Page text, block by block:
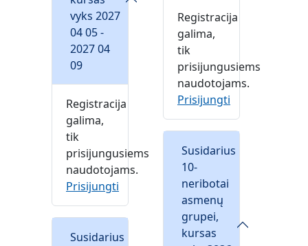
vyks 2027
04 05 -
2027 04
09
Registracija
galima,
tik
prisijungusiems
naudotojams.
Prisijungti
Susidarius
Registracija
galima,
tik
prisijungusiems
naudotojams.
Prisijungti
Susidarius
10-
neribotai
asmenų
grupei,
kursas